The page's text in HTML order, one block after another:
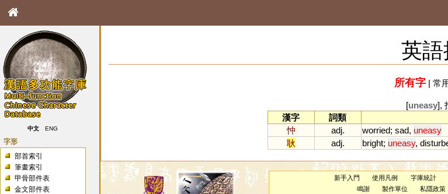
中文 ENG
字形
部首索引
筆畫索引
甲骨部件表
金文部件表
英
所有字| 常
[uneasy],
漢字
詞類
忡
adj. worried; sad, uneasy
耿
adj. bright; uneasy,
新手入門 使用凡例 字庫統計
鳴謝
製作單位 私隱政策